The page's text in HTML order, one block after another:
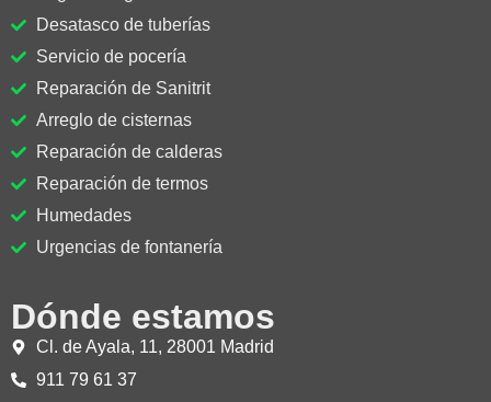
Desatasco de tuberías
Servicio de pocería
Reparación de Sanitrit
Arreglo de cisternas
Reparación de calderas
Reparación de termos
Humedades
Urgencias de fontanería
Dónde estamos
Cl. de Ayala, 11, 28001 Madrid
911 79 61 37